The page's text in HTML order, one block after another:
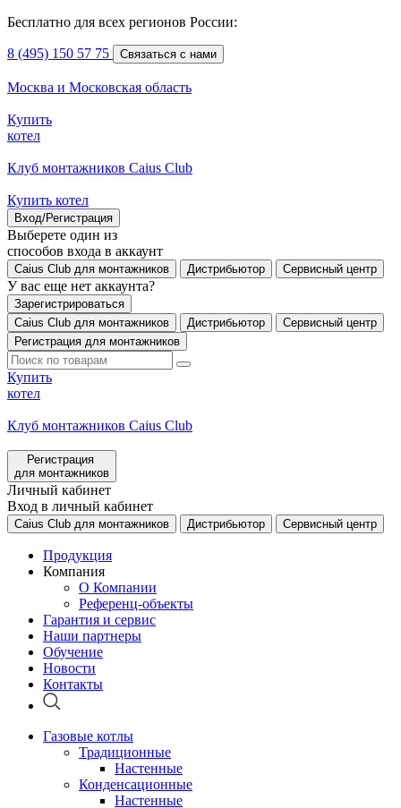
Бесплатно для всех регионов России:
8 (495) 150 57 75 Связаться с нами
Москва и Московская область
Купить
котел
Клуб монтажников Caius Club
Купить котел
Вход/Регистрация
Выберете один из
способов входа в аккаунт
Caius Club для монтажников Дистрибьютор Сервисный центр
У вас еще нет аккаунта?
Зарегистрироваться
Caius Club для монтажников
Дистрибьютор
Сервисный центр
Регистрация для монтажников
Купить
котел
Клуб монтажников Caius Club
Регистрация
для монтажников
Личный кабинет
Вход в личный кабинет
Caius Club для монтажников Дистрибьютор Сервисный центр
Продукция
Компания
О Компании
Референц-объекты
Гарантия и сервис
Наши партнеры
Обучение
Новости
Контакты
Газовые котлы
Традиционные
Настенные
Конденсационные
Настенные